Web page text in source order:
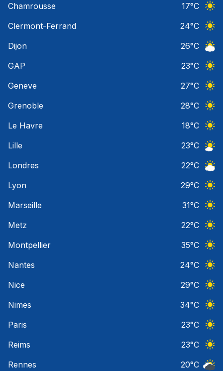
Chamrousse
17°C
Clermont-Ferrand
24°C
Dijon
26°C
GAP
23°C
Geneve
27°C
Grenoble
28°C
Le Havre
18°C
Lille
23°C
Londres
22°C
Lyon
29°C
Marseille
31°C
Metz
22°C
Montpellier
35°C
Nantes
24°C
Nice
29°C
Nimes
34°C
Paris
23°C
Reims
23°C
Rennes
20°C